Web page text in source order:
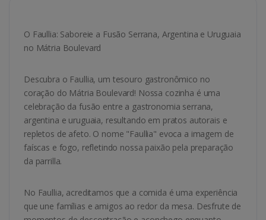
O Faullia: Saboreie a Fusão Serrana, Argentina e Uruguaia
no Mátria Boulevard
Descubra o Faullia, um tesouro gastronômico no
coração do Mátria Boulevard! Nossa cozinha é uma
celebração da fusão entre a gastronomia serrana,
argentina e uruguaia, resultando em pratos autorais e
repletos de afeto. O nome "Faullia" evoca a imagem de
faíscas e fogo, refletindo nossa paixão pela preparação
da parrilla.
No Faullia, acreditamos que a comida é uma experiência
que une famílias e amigos ao redor da mesa. Desfrute de